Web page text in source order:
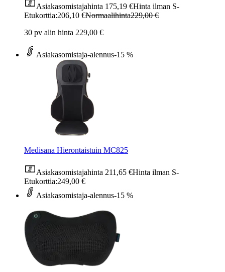
Asiakasomistajahinta 175,19 €Hinta ilman S-
Etukorttia:206,10 €Normaalihinta229,00 €
30 pv alin hinta 229,00 €
Asiakasomistaja-alennus-15 %
Medisana Hierontaistuin MC825
Asiakasomistajahinta 211,65 €Hinta ilman S-
Etukorttia:249,00 €
Asiakasomistaja-alennus-15 %